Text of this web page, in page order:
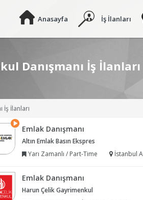
Anasayfa İş İlanları
Danışmanı İş İlanları
İş İlanları
Emlak Danışmanı
Altın Emlak Basın Ekspres
Yarı Zamanlı / Part-Time
İstanbul
Emlak Danışmanı
Harun Çelik Gayrimenkul